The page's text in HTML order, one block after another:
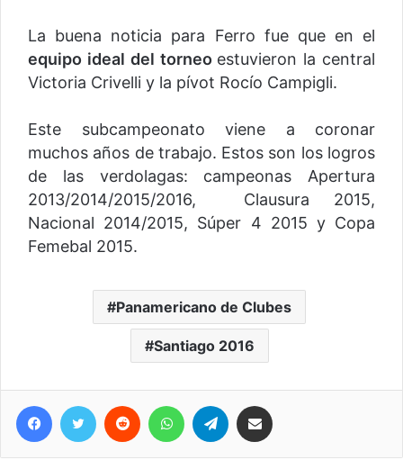
La buena noticia para Ferro fue que en el
equipo ideal del torneo estuvieron la central
Victoria Crivelli y la pívot Rocío Campigli.
Este subcampeonato viene a coronar
muchos años de trabajo. Estos son los logros
de las verdolagas: campeonas Apertura
2013/2014/2015/2016, Clausura 2015,
Nacional 2014/2015, Súper 4 2015 y Copa
Femebal 2015.
Panamericano de Clubes
Santiago 2016
Telegram